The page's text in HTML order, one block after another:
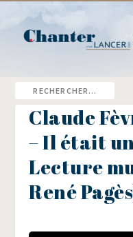
Claude
– Il était
Lecture
René